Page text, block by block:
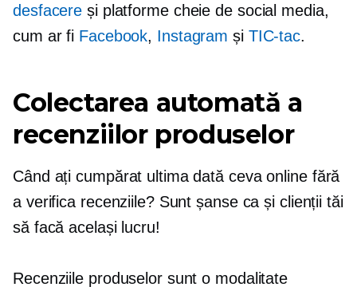
desfacere și platforme cheie de social media,
cum ar fi Facebook, Instagram și TIC-tac.
Colectarea automată a
recenziilor produselor
Când ați cumpărat ultima dată ceva online fără
a verifica recenziile? Sunt șanse ca și clienții tăi
să facă același lucru!
Recenziile produselor sunt o modalitate